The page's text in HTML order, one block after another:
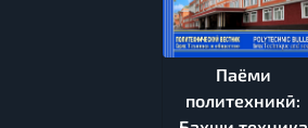
Паёми
политехникӣ: